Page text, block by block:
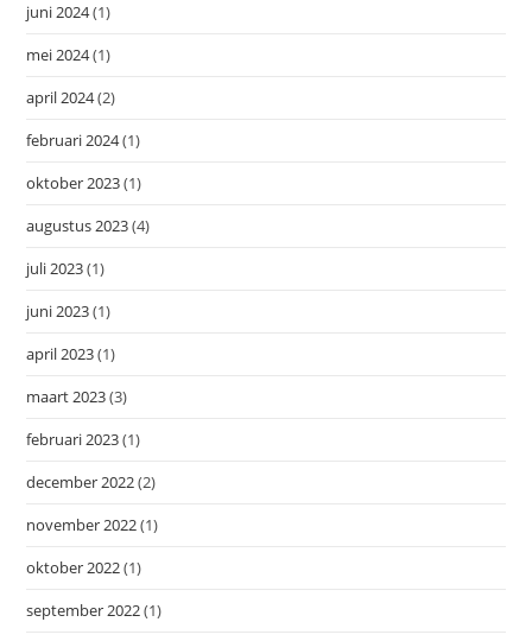
juni 2024(1)
mei 2024(1)
april 2024(2)
februari 2024(1)
oktober 2023(1)
augustus 2023(4)
juli 2023(1)
juni 2023(1)
april 2023(1)
maart 2023(3)
februari 2023(1)
december 2022(2)
november 2022(1)
oktober 2022(1)
september 2022(1)